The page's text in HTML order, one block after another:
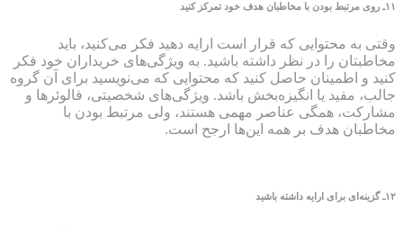
۱۱ـ روی مرتبط بودن با مخاطبان هدف خود تمرکز کنید
وقتی به محتوایی که قرار است ارایه دهید فکر می‌کنید، باید
مخاطبتان را در نظر داشته باشید. به ویژگی‌های خریداران خود فکر
کنید و اطمینان حاصل کنید که محتوایی که می‌نویسید برای آن گروه
جالب، مفید یا انگیزه‌بخش باشد. ویژگی‌های شخصیتی، فالوئرها و
مشارکت، همگی عناصر مهمی هستند، ولی مرتبط بودن با
مخاطبان هدف بر همه این‌ها ارجح است.
۱۲ـ گزینه‌ای برای ارایه داشته باشید